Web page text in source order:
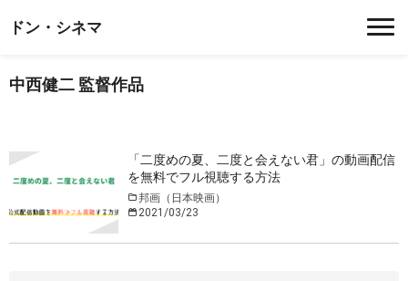
ドン・シネマ
中西健二 監督作品
「二度めの夏、二度と会えない君」の動画配信
を無料でフル視聴する方法
邦画（日本映画）
2021/03/23